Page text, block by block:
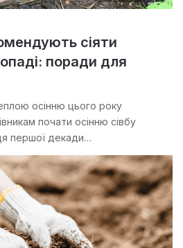
сіяти
поради для
осінню цього року
почати осінню сівбу
першої декади…